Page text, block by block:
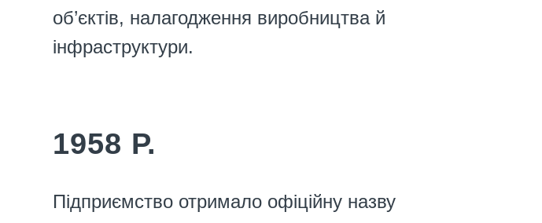
об’єктів, налагодження виробництва й
інфраструктури.
1958 Р.
Підприємство отримало офіційну назву